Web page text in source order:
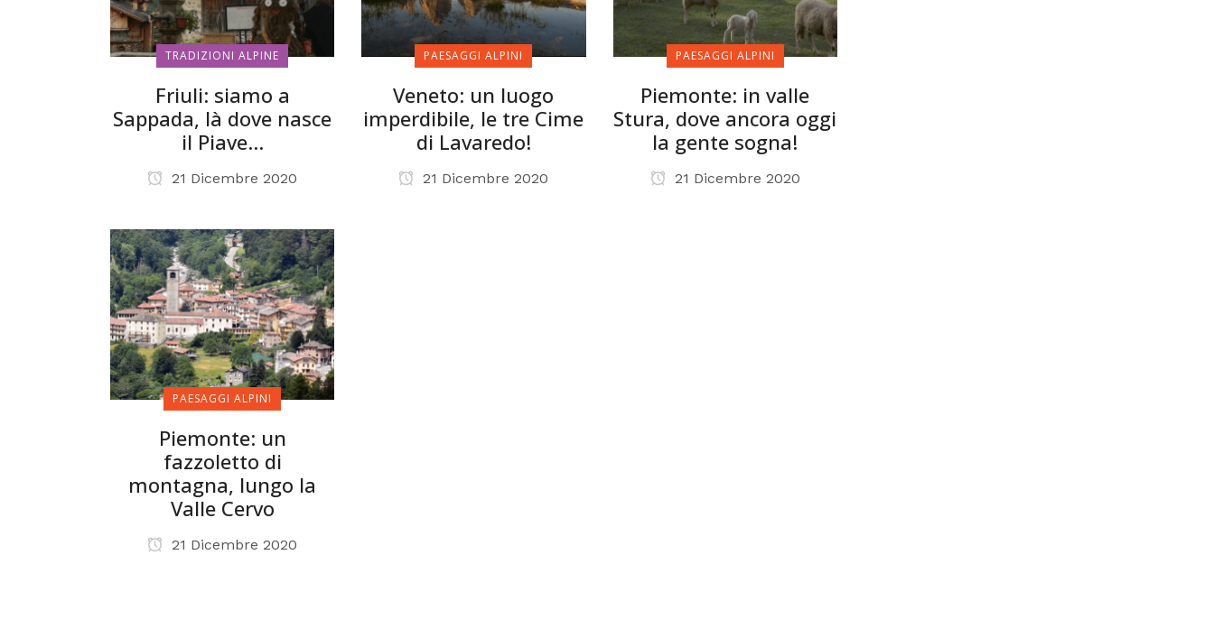
TRADIZIONI ALPINE
Friuli: siamo a
Sappada, là dove nasce
il Piave…
21 Dicembre 2020
PAESAGGI ALPINI
Veneto: un luogo
imperdibile, le tre Cime
di Lavaredo!
21 Dicembre 2020
PAESAGGI ALPINI
Piemonte: in valle
Stura, dove ancora oggi
la gente sogna!
21 Dicembre 2020
PAESAGGI ALPINI
Piemonte: un
fazzoletto di
montagna, lungo la
Valle Cervo
21 Dicembre 2020